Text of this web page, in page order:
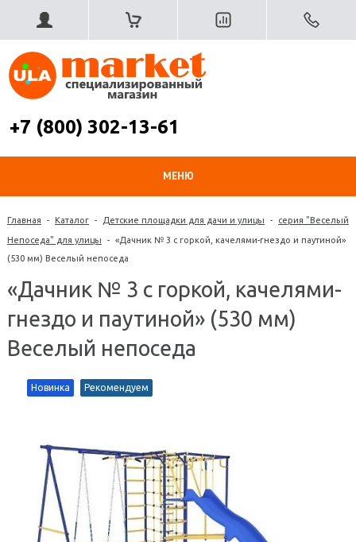
+7 (800) 302-13-61
МЕНЮ
Главная - Каталог - Детские площадки для дачи и улицы - серия "Веселый
Непоседа" для улицы - «Дачник № 3 с горкой, качелями-гнездо и паутиной»
(530 мм) Веселый непоседа
«Дачник № 3 с горкой, качелями-
гнездо и паутиной» (530 мм)
Веселый непоседа
Новинка Рекомендуем